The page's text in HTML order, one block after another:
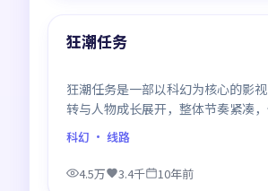
最新
狂潮任务
狂潮任务是一部以科幻为核心的影
转与人物成长展开，整体节奏紧凑，
科幻 · 线路
4.5万 3.4千 10年前